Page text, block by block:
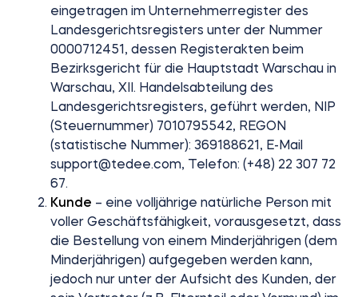
Integrationen
Tedee PRO
Zubehör
Tedee Bridge
Door Sensor
FILIALSUCHER
ANMELDEN
JETZT KAUFEN
eingetragen im Unternehmerregister des
Landesgerichtsregisters unter der Nummer
0000712451, dessen Registerakten beim
Bezirksgericht für die Hauptstadt Warschau in
Warschau, XII. Handelsabteilung des
Landesgerichtsregisters, geführt werden, NIP
(Steuernummer) 7010795542, REGON
(statistische Nummer): 369188621, E-Mail
support@tedee.com , Telefon: (+48) 22 307 72
67.
Kunde – eine volljährige natürliche Person mit
voller Geschäftsfähigkeit, vorausgesetzt, dass
die Bestellung von einem Minderjährigen (dem
Minderjährigen) aufgegeben werden kann,
jedoch nur unter der Aufsicht des Kunden, der